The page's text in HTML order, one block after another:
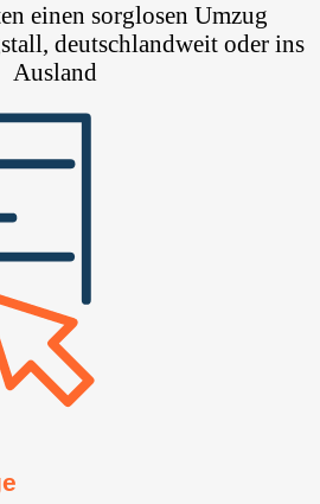
einen sorglosen Umzug
deutschlandweit oder ins
Ausland